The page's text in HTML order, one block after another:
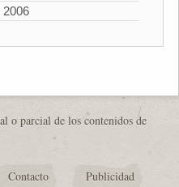
2006
o parcial de los contenidos de
Contacto Publicidad